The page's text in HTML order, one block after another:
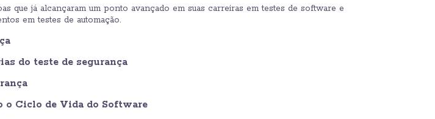
que já alcançaram um ponto avançado em suas carreiras em testes de software e
em testes de automação.
do teste de segurança
o Ciclo de Vida do Software